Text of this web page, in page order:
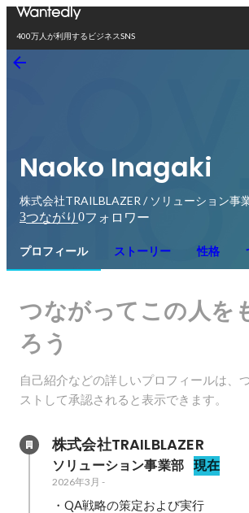
400万人が利用するビジネスSNS
Naoko Inagaki
株式会社TRAILBLAZER / ソリューション事
3つながり 0フォロワー
プロフィール ストーリー 性格
つながってこの人を
ろう
自己紹介などの詳しいプロフィールは、
ストして承認されると表示できます。
株式会社TRAILBLAZER
ソリューション事業部 現在
2026年3月 -
・QA戦略の策定および実行